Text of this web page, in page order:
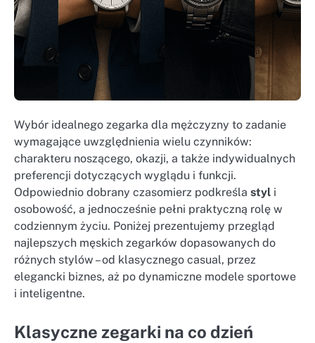
Wybór idealnego zegarka dla mężczyzny to zadanie
wymagające uwzględnienia wielu czynników:
charakteru noszącego, okazji, a także indywidualnych
preferencji dotyczących wyglądu i funkcji.
Odpowiednio dobrany czasomierz podkreśla styl i
osobowość, a jednocześnie pełni praktyczną rolę w
codziennym życiu. Poniżej prezentujemy przegląd
najlepszych męskich zegarków dopasowanych do
różnych stylów – od klasycznego casual, przez
elegancki biznes, aż po dynamiczne modele sportowe
i inteligentne.
Klasyczne zegarki na co dzień